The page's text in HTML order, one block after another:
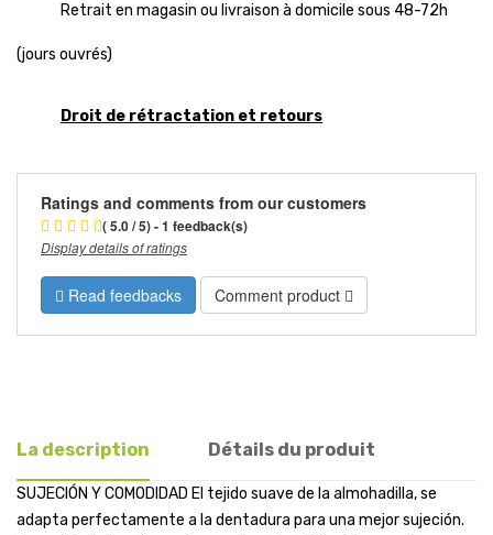
Retrait en magasin ou livraison à domicile sous 48-72h
(jours ouvrés)
Droit de rétractation et retours
Ratings and comments from our customers
( 5.0 / 5) - 1 feedback(s)
Display details of ratings
Read feedbacks Comment product
La description Détails du produit
SUJECIÓN Y COMODIDAD El tejido suave de la almohadilla, se
adapta perfectamente a la dentadura para una mejor sujeción.